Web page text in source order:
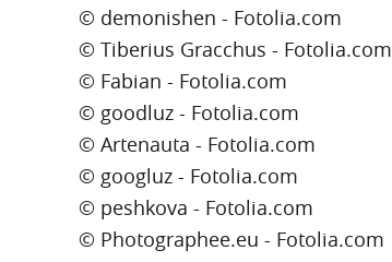
© demonishen - Fotolia.com
© Tiberius Gracchus - Fotolia.com
© Fabian - Fotolia.com
© goodluz - Fotolia.com
© Artenauta - Fotolia.com
© googluz - Fotolia.com
© peshkova - Fotolia.com
© Photographee.eu - Fotolia.com